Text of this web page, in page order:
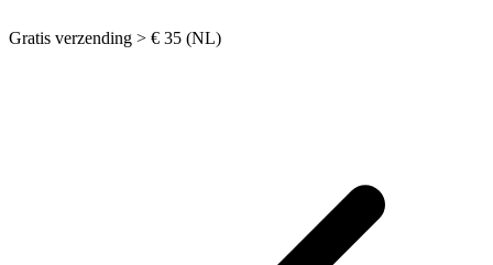
Gratis verzending > € 35 (NL)